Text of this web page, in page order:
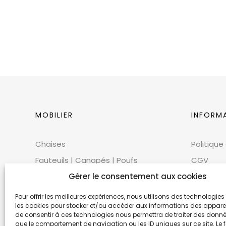
Gérer le consentement aux cookies
Pour offrir les meilleures expériences, nous utilisons des
les cookies pour stocker et/ou accéder aux informations des
de consentir à ces technologies nous permettra de traiter des
que le comportement de navigation ou les ID uniques sur ce site. Le
MOBILIER
Chaises
Fauteuils | Canapés | Poufs
Mobilier extérieur
Tables
Bars | Comptoirs
CGV
CGU
Cookies